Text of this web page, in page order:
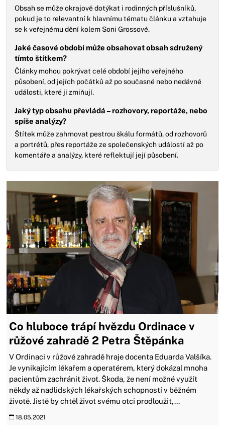
Obsah se může okrajově dotýkat i rodinných příslušníků,
pokud je to relevantní k hlavnímu tématu článku a vztahuje
se k veřejnému dění kolem Soni Grossové.
Jaké časové období může obsahovat obsah sdružený
tímto štítkem?
Články mohou pokrývat celé období jejího veřejného
působení, od jejích počátků až po současné nebo nedávné
události, které ji zmiňují.
Jaký typ obsahu převládá – rozhovory, reportáže, nebo
spíše analýzy?
Štítek může zahrnovat pestrou škálu formátů, od rozhovorů
a portrétů, přes reportáže ze společenských událostí až po
komentáře a analýzy, které reflektují její působení.
Co hluboce trápí hvězdu Ordinace v
růžové zahradě 2 Petra Štěpánka
V Ordinaci v růžové zahradě hraje docenta Eduarda Valšíka.
Je vynikajícím lékařem a operatérem, který dokázal mnoha
pacientům zachránit život. Škoda, že není možné využít
někdy až nadlidských lékařských schopností v běžném
životě. Jistě by chtěl život svému otci prodloužit,...
18.05.2021